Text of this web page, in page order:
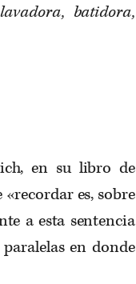
batidora,
en su libro de
es, sobre
a esta sentencia
en donde